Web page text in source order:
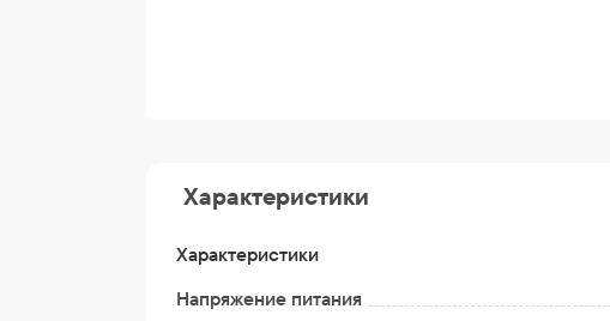
Характеристики
Характеристики
Напряжение питания